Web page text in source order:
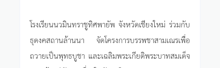
โรงเรียนนวมินทราชูทิศพายัพ จังหวัดเชียงใหม่ ร่วมกับ
ธุดงคสถานล้านนา จัดโครงการบรรพชาสามเณรเพื่อ
ถวายเป็นพุทธบูชา และเฉลิมพระเกียติพระบาทสมเด็จ